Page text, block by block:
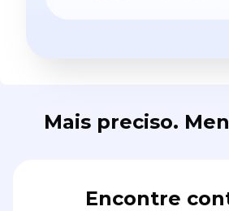
Mais preciso.
Encontre